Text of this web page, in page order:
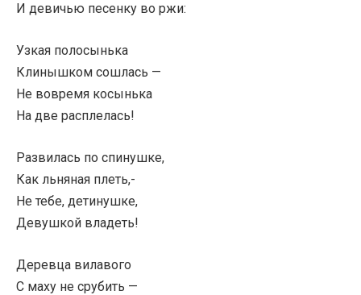
И девичью песенку во ржи:
Узкая полосынька
Клинышком сошлась —
Не вовремя косынька
На две расплелась!
Развилась по спинушке,
Как льняная плеть,-
Нe тебе, детинушке,
Девушкой владеть!
Деревца вилавого
С маху не срубить —